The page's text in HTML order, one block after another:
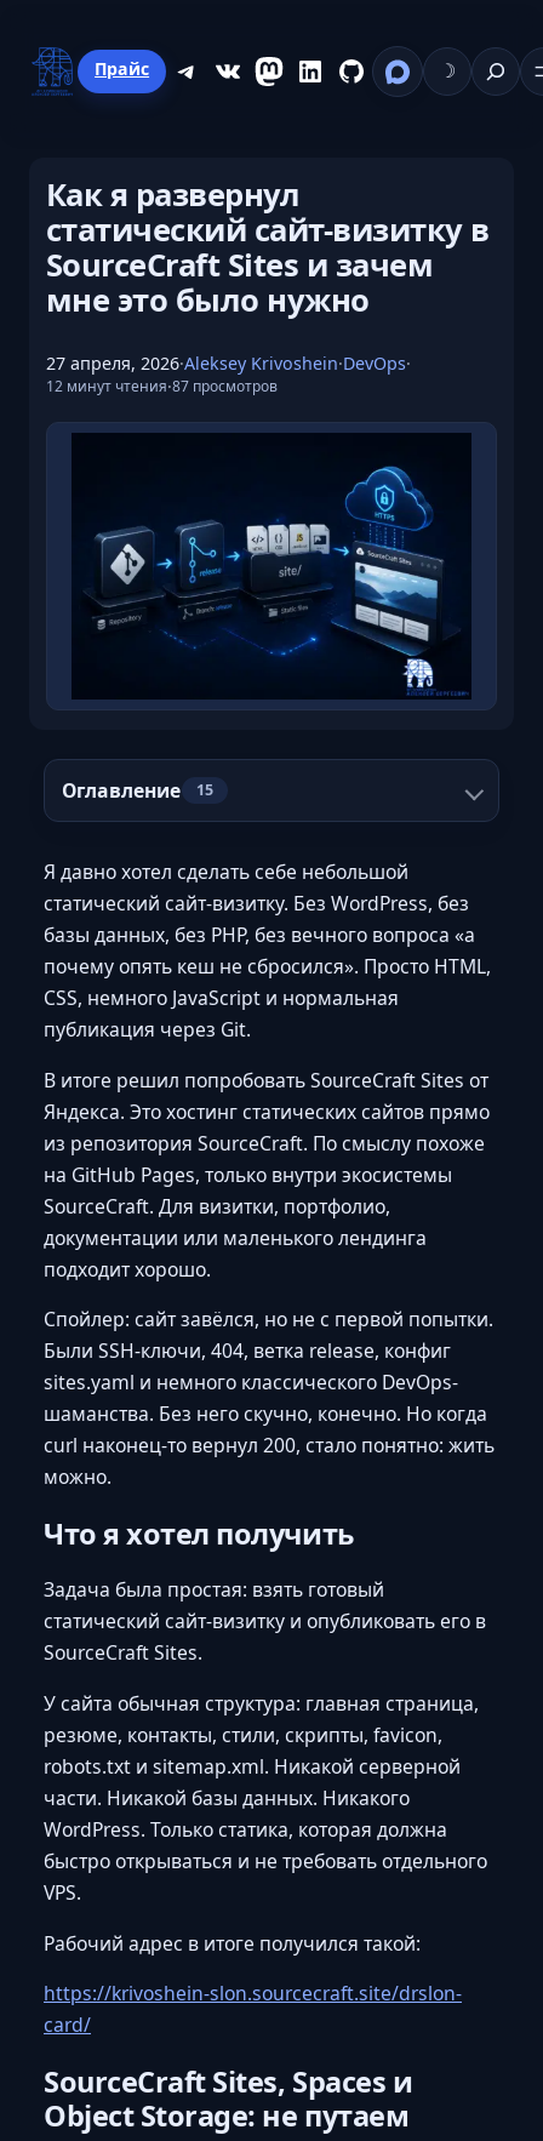
содержимому
Поиск
☽
Прайс Telegram
ВКонтакте
Mastodon
LinkedIn
GitHub
Как я развернул
статический сайт-визитку в
SourceCraft Sites и зачем
мне это было нужно
27 апреля, 2026·Aleksey Krivoshein·DevOps·
12 минут чтения·87 просмотров
Оглавление 15
Я давно хотел сделать себе небольшой
статический сайт-визитку. Без WordPress, без
базы данных, без PHP, без вечного вопроса «а
почему опять кеш не сбросился». Просто HTML,
CSS, немного JavaScript и нормальная
публикация через Git.
В итоге решил попробовать SourceCraft Sites от
Яндекса. Это хостинг статических сайтов прямо
из репозитория SourceCraft. По смыслу похоже
на GitHub Pages, только внутри экосистемы
SourceCraft. Для визитки, портфолио,
документации или маленького лендинга
подходит хорошо.
Спойлер: сайт завёлся, но не с первой попытки.
Были SSH-ключи, 404, ветка release, конфиг
sites.yaml и немного классического DevOps-
шаманства. Без него скучно, конечно. Но когда
curl наконец-то вернул 200, стало понятно: жить
можно.
Что я хотел получить
Задача была простая: взять готовый
статический сайт-визитку и опубликовать его в
SourceCraft Sites.
У сайта обычная структура: главная страница,
резюме, контакты, стили, скрипты, favicon,
robots.txt и sitemap.xml. Никакой серверной
части. Никакой базы данных. Никакого
WordPress. Только статика, которая должна
быстро открываться и не требовать отдельного
VPS.
Рабочий адрес в итоге получился такой:
https://krivoshein-slon.sourcecraft.site/drslon-
card/
SourceCraft Sites, Spaces и
Object Storage: не путаем